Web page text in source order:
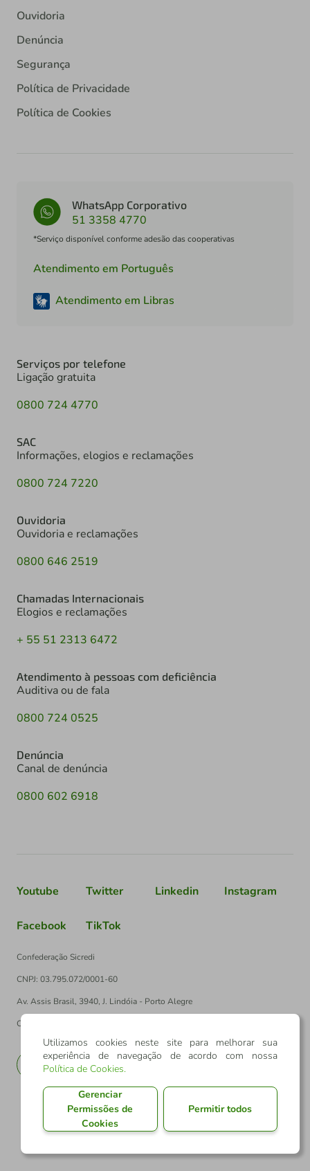
Ouvidoria
Denúncia
Segurança
Política de Privacidade
Política de Cookies
WhatsApp Corporativo
51 3358 4770
*Serviço disponível conforme adesão das cooperativas
Atendimento em Português
Atendimento em Libras
Serviços por telefone
Ligação gratuita
0800 724 4770
SAC
Informações, elogios e reclamações
0800 724 7220
Ouvidoria
Ouvidoria e reclamações
0800 646 2519
Chamadas Internacionais
Elogios e reclamações
+ 55 51 2313 6472
Atendimento à pessoas com deficiência
Auditiva ou de fala
0800 724 0525
Denúncia
Canal de denúncia
0800 602 6918
Youtube Twitter Linkedin Instagram
Facebook TikTok
Confederação Sicredi
CNPJ: 03.795.072/0001-60
Av. Assis Brasil, 3940, J. Lindóia - Porto Alegre
CEP: 91010-003
EN
Utilizamos cookies neste site para melhorar sua
experiência de navegação de acordo com nossa
Política de Cookies.
Gerenciar
Permissões de
Cookies
Permitir todos